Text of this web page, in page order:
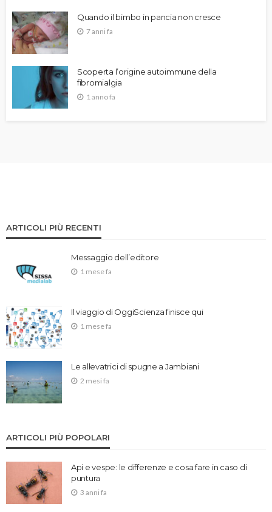
Quando il bimbo in pancia non cresce
7 anni fa
Scoperta l’origine autoimmune della
fibromialgia
1 anno fa
ARTICOLI PIÙ RECENTI
Messaggio dell’editore
1 mese fa
Il viaggio di OggiScienza finisce qui
1 mese fa
Le allevatrici di spugne a Jambiani
2 mesi fa
ARTICOLI PIÙ POPOLARI
Api e vespe: le differenze e cosa fare in caso di
puntura
3 anni fa